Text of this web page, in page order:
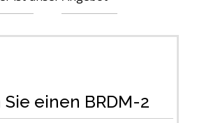
Sie einen BRDM-2